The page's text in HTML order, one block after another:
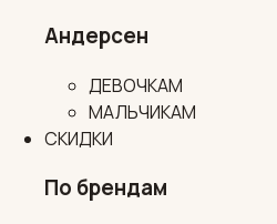
Андерсен
ДЕВОЧКАМ
МАЛЬЧИКАМ
СКИДКИ
По брендам